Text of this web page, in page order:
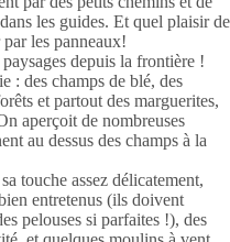
les guides. Et quel plaisir de
les panneaux!
depuis la frontière !
: des champs de blé, des
et partout des marguerites,
aperçoit de nombreuses
au dessus des champs à la
touche assez délicatement,
entretenus (ils doivent
pelouses si parfaites !), des